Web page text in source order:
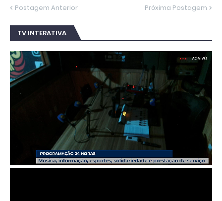
Postagem Anterior Próxima Postagem
TV INTERATIVA